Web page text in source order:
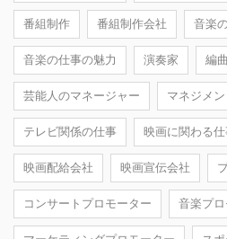
番組制作 番組制作会社 音楽
音楽の仕事の魅力 演奏家 編
芸能人のマネージャー マネジメン
テレビ関係の仕事 映画に関わる
映画配給会社 映画宣伝会社
コンサートプロモーター 音楽プ